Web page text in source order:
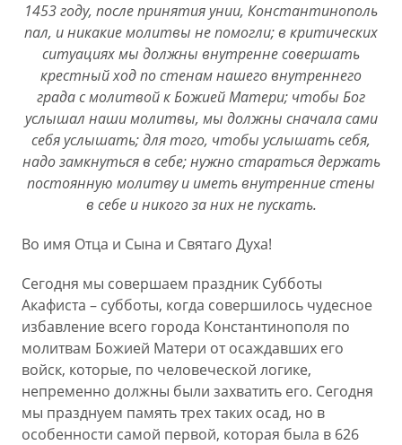
1453 году, после принятия унии, Константинополь
пал, и никакие молитвы не помогли; в критических
ситуациях мы должны внутренне совершать
крестный ход по стенам нашего внутреннего
града с молитвой к Божией Матери; чтобы Бог
услышал наши молитвы, мы должны сначала сами
себя услышать; для того, чтобы услышать себя,
надо замкнуться в себе; нужно стараться держать
постоянную молитву и иметь внутренние стены
в себе и никого за них не пускать.
Во имя Отца и Сына и Святаго Духа!
Сегодня мы совершаем праздник Cубботы
Акафиста – субботы, когда совершилось чудесное
избавление всего города Константинополя по
молитвам Божией Матери от осаждавших его
войск, которые, по человеческой логике,
непременно должны были захватить его. Сегодня
мы празднуем память трех таких осад, но в
особенности самой первой, которая была в 626